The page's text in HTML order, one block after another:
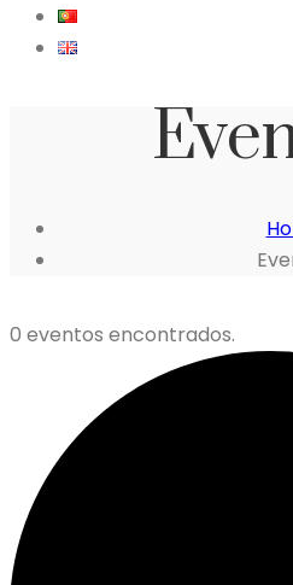
0 eventos encontrados.